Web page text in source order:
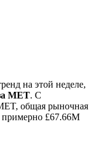
на этой неделе,
MET. С
общая рыночная
примерно £67.66M